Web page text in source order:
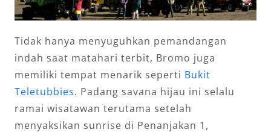
Tidak hanya menyuguhkan pemandangan
indah saat matahari terbit, Bromo juga
memiliki tempat menarik seperti Bukit
Teletubbies. Padang savana hijau ini selalu
ramai wisatawan terutama setelah
menyaksikan sunrise di Penanjakan 1,